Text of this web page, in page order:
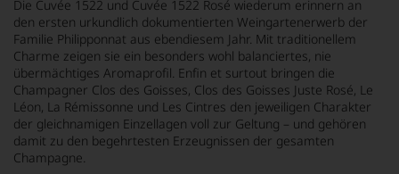
Die Cuvée 1522 und Cuvée 1522 Rosé wiederum erinnern an
den ersten urkundlich dokumentierten Weingartenerwerb der
Familie Philipponnat aus ebendiesem Jahr. Mit traditionellem
Charme zeigen sie ein besonders wohl balanciertes, nie
übermächtiges Aromaprofil. Enfin et surtout bringen die
Champagner Clos des Goisses, Clos des Goisses Juste Rosé, Le
Léon, La Rémissonne und Les Cintres den jeweiligen Charakter
der gleichnamigen Einzellagen voll zur Geltung – und gehören
damit zu den begehrtesten Erzeugnissen der gesamten
Champagne.